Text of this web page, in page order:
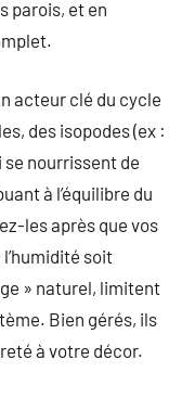
parois, et en
acteur clé du cycle
des isopodes (ex :
se nourrissent de
à l’équilibre du
les après que vos
soit
» naturel, limitent
Bien gérés, ils
à votre décor.